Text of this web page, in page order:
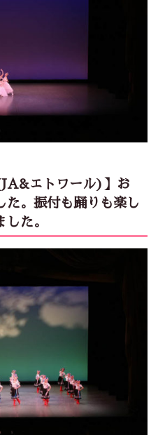
エトワール)】お
た。振付も踊りも楽し
た。